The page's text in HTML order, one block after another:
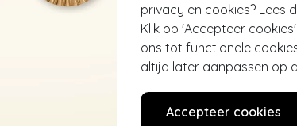
privacy en cookies? Lees
Klik op 'Accepteer
ons tot functionele
altijd later aanpassen op
Accepteer cookies